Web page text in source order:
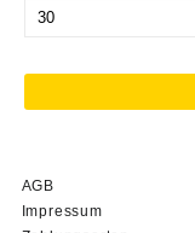
Max.
AGB
Impressum